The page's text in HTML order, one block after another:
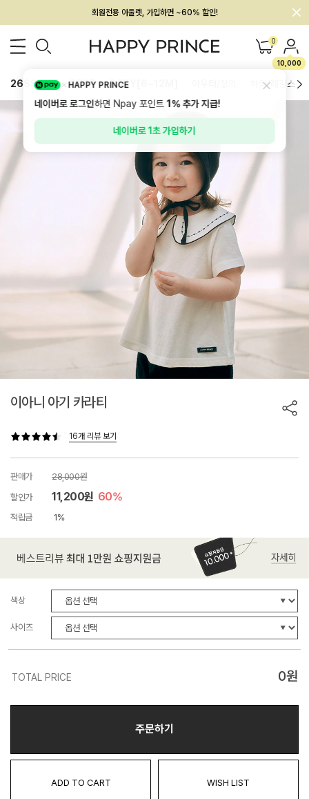
멤버십 최대 28,000원 혜택
0
10,000
26SS 신상 BEST BABY[6~12M] 하의/레깅스
이아니 아기 카라티
16개 리뷰 보기
판매가
28,000원
할인가
11,200원 60%
적립금 1%
색상
사이즈
TOTAL PRICE 0원
주문하기
ADD TO CART WISH LIST
HAPPY PRINCE
네이버로 로그인하면 Npay 포인트1%추가 지급!
네이버로 1초 가입하기